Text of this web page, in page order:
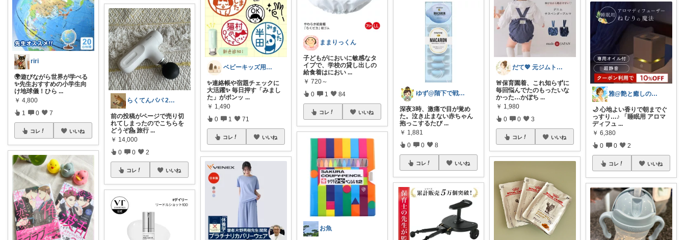
riri
🌍遊びながら世界が学べる
✨先生おすすめの小学生向
け地球儀！ひら ...
￥ 4,800
1 0 7
コレ いいね
らくてんパパ 2人の子供たちのために
前の投稿がページで売り切
れてしまったのでこちらを
どうぞ💁 旅行 ...
￥ 14,000
0 0 2
コレ いいね
ベビーキッズ用品⭐︎日用品
✨連絡帳や宿題チェックに
大活躍✨ 毎日押す「みまし
た」がポンッ ...
￥ 1,490
0 1 71
コレ いいね
ままりっくん
子どもがにおいに敏感なタ
イプで、学校の貸し出しの
給食着はにおい ...
￥ 720～
0 1 84
コレ いいね
お魚
ゆず@階下で戦う主婦
深夜3時、激痛で目が覚め
た。泣き止まない赤ちゃん
抱っこするたび ...
￥ 1,881
0 0 8
コレ いいね
だて💖 元ジムトレーナーママ子育て美容
🚨保育園着、これ知らずに
毎回悩んでたのもったいな
かった…かぼち ...
￥ 1,980
0 0 3
コレ いいね
雅@艶と癒しの開運セカンドライフ
🌙 心地よい香りで朝までぐ
っすり…♪ 「睡眠用 アロマ
ディフュ ...
￥ 6,380
0 0 2
コレ いいね